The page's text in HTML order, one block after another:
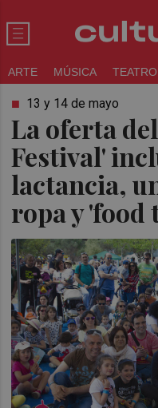
ARTE MÚSICA TEATRO
La oferta
Festival'
lactancia,
ropa y 'food
13 y 14 de mayo